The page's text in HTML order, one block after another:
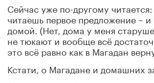
Сейчас уже по-другому
читаешь первое предложение –
домой. (Нет, дома у меня
не тюкают и вообще всё
это всё равно как в Магадан
Кстати, о Магадане и домашних